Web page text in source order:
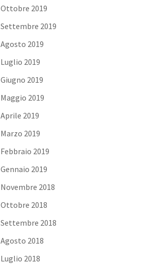
Ottobre 2019
Settembre 2019
Agosto 2019
Luglio 2019
Giugno 2019
Maggio 2019
Aprile 2019
Marzo 2019
Febbraio 2019
Gennaio 2019
Novembre 2018
Ottobre 2018
Settembre 2018
Agosto 2018
Luglio 2018